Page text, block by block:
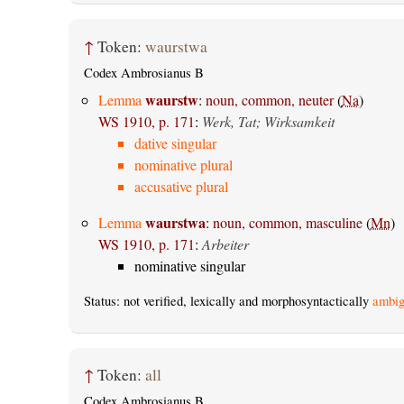
↑ Token: waurstwa
Codex Ambrosianus B
Lemma waurstw: noun, common, neuter(Na)
WS 1910, p. 171: Werk, Tat; Wirksamkeit
dative singular
nominative plural
accusative plural
Lemma waurstwa: noun, common, masculine(Mn)
WS 1910, p. 171:Arbeiter
nominative singular
Status: not verified, lexically and morphosyntactically
↑ Token: all